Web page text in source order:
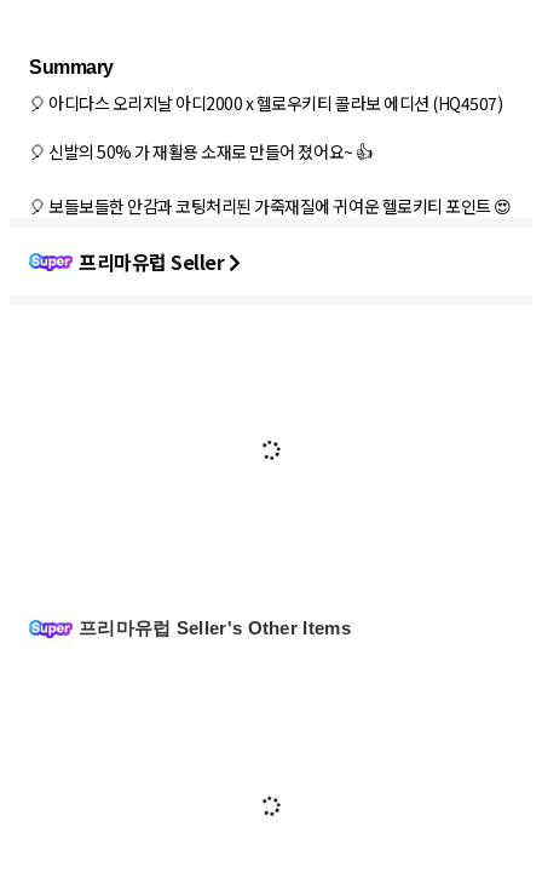
Summary
🎈 아디다스 오리지날 아디2000 x 헬로우키티 콜라보 에디션 (HQ4507)
🎈 신발의 50% 가 재활용 소재로 만들어 졌어요~ 👍
🎈 보들보들한 안감과 코팅처리된 가죽재질에 귀여운 헬로키티 포인트 😍
프리마유럽 Seller
프리마유럽 Seller's Other Items